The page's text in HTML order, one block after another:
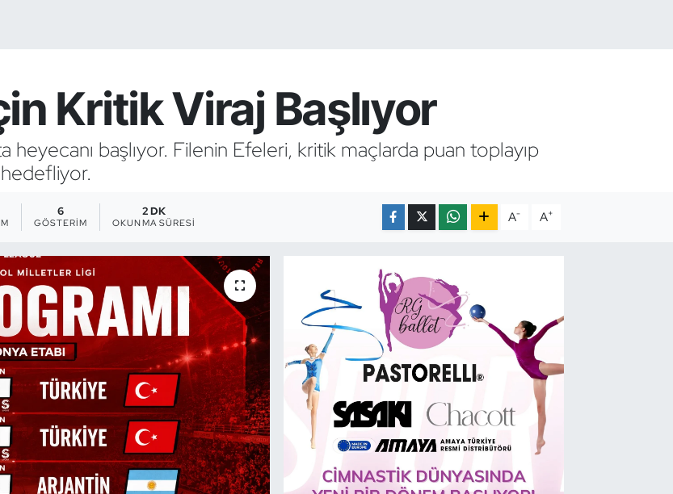
Kritik Viraj Başlıyor
başlıyor. Filenin Efeleri, kritik maçlarda puan toplayıp
6
GÖSTERIM
2 DK
OKUNMA SÜRESI A- A+